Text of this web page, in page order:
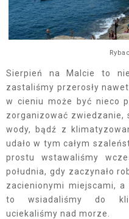
Sierpień na Malcie to
zastaliśmy przerosły
w cieniu może być nieco
zorganizować zwiedzanie,
wody, bądź z
udało w tym całym
prostu wstawaliśmy
południa, gdy zaczynało
zacienionymi miejscami, a
to wsiadaliśmy do
uciekaliśmy nad morze.